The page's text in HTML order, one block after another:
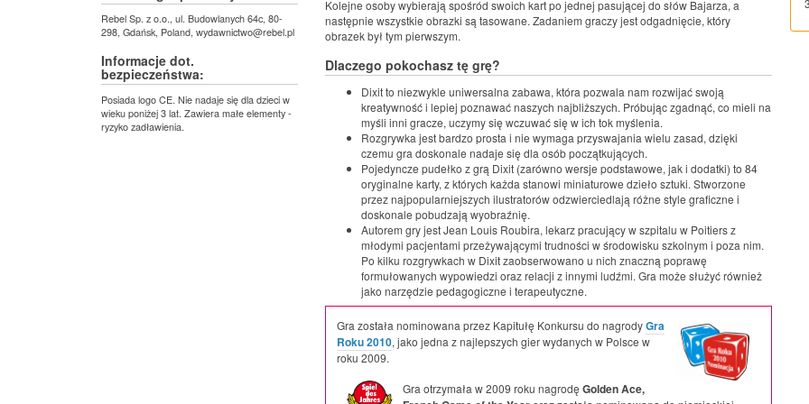
Rebel Sp. z o.o., ul. Budowlanych 64c, 80-
298, Gdańsk, Poland, wydawnictwo@rebel.pl
Informacje dot.
bezpieczeństwa:
Posiada logo CE. Nie nadaje się dla dzieci w
wieku poniżej 3 lat. Zawiera małe elementy -
ryzyko zadławienia.
Kolejne osoby wybierają spośród swoich kart po jednej pasującej do słów Bajarza, a
następnie wszystkie obrazki są tasowane. Zadaniem graczy jest odgadnięcie, który
obrazek był tym pierwszym.
Dlaczego pokochasz tę grę?
Dixit to niezwykle uniwersalna zabawa, która pozwala nam rozwijać swoją
kreatywność i lepiej poznawać naszych najbliższych. Próbując zgadnąć, co mieli na
myśli inni gracze, uczymy się wczuwać się w ich tok myślenia.
Rozgrywka jest bardzo prosta i nie wymaga przyswajania wielu zasad, dzięki
czemu gra doskonale nadaje się dla osób początkujących.
Pojedyncze pudełko z grą Dixit (zarówno wersje podstawowe, jak i dodatki) to 84
oryginalne karty, z których każda stanowi miniaturowe dzieło sztuki. Stworzone
przez najpopularniejszych ilustratorów odzwierciedlają różne style graficzne i
doskonale pobudzają wyobraźnię.
Autorem gry jest Jean Louis Roubira, lekarz pracujący w szpitalu w Poitiers z
młodymi pacjentami przeżywającymi trudności w środowisku szkolnym i poza nim.
Po kilku rozgrywkach w Dixit zaobserwowano u nich znaczną poprawę
formułowanych wypowiedzi oraz relacji z innymi ludźmi. Gra może służyć również
jako narzędzie pedagogiczne i terapeutyczne.
Gra została nominowana przez Kapitułę Konkursu do nagrodyGra
Roku 2010, jako jedna z najlepszych gier wydanych w Polsce w
roku 2009.
Gra otrzymała w 2009 roku nagrodę Golden Ace,